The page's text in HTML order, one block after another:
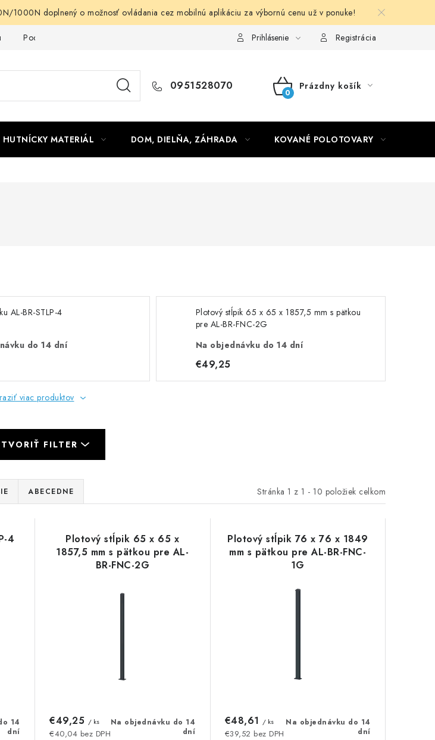
1000N doplnený o možnosť ovládania cez mobilnú aplikáciu za výbornú cenu už v ponuke!
Podmienky ochrany osobných údajov Obchodné podmienkyPrihlásenie Registrácia
0951528070
NÁKUPNÝ
Prázdny košík
HUTNÍCKY MATERIÁL DOM, DIELŇA, ZÁHRADA KOVANÉ POLOTOVARY
AL-BR-STLP-4
do 14 dní
Plotový stĺpik 65 x 65 x 1857,5 mm s pätkou
pre AL-BR-FNC-2G
Na objednávku do 14 dní
€49,25
viac produktov
FILTER
Stránka 1 z 1 - 10 položiek celkom
ABECEDNE
4
14
dní
Plotový stĺpik 65 x 65 x
1857,5 mm s pätkou pre AL-
BR-FNC-2G
Na objednávku do 14
dní
€40,04 bez DPH
€49,25 / ks
Plotový stĺpik 76 x 76 x 1849
mm s pätkou pre AL-BR-FNC-
1G
Na objednávku do 14
dní
€39,52 bez DPH
€48,61 / ks